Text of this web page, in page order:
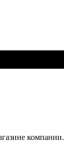
компании.